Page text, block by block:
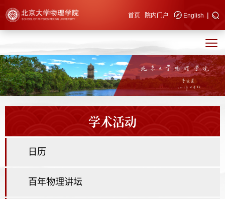
快速导航 首页 院内门户 English |
学术活动
日历
百年物理讲坛